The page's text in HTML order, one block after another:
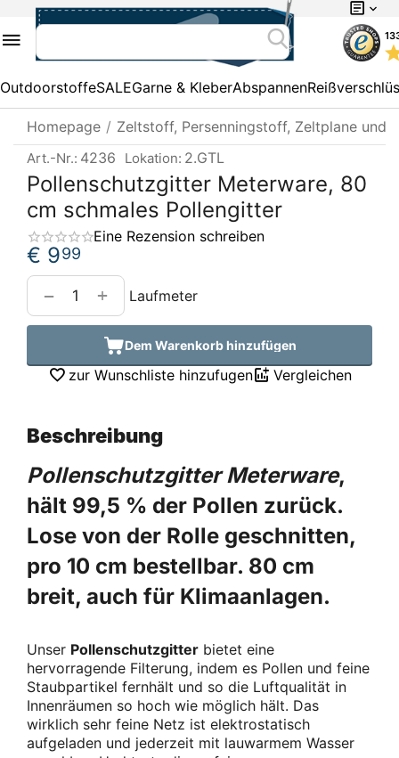
OutdoorstoffeSALEGarne & KleberAbspannen
Homepage / Zeltstoff, Persenningstoff, Zeltplane und
Art.-Nr.: 4236 Lokation: 2.GTL
Pollenschutzgitter Meterware, 80
cm schmales Pollengitter
Eine Rezension schreiben
€ 999
+
− Laufmeter
Dem Warenkorb hinzufügen
zur Wunschliste hinzufugen Vergleichen
Beschreibung
Pollenschutzgitter Meterware,
hält 99,5 % der Pollen zurück.
Lose von der Rolle geschnitten,
pro 10 cm bestellbar. 80 cm
breit, auch für Klimaanlagen.
Unser Pollenschutzgitter bietet eine
hervorragende Filterung, indem es Pollen und feine
Staubpartikel fernhält und so die Luftqualität in
Innenräumen so hoch wie möglich hält. Das
wirklich sehr feine Netz ist elektrostatisch
aufgeladen und jederzeit mit lauwarmem Wasser